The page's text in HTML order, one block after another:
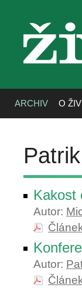
ARCHIV O
Kakost
Autor:
Autor: